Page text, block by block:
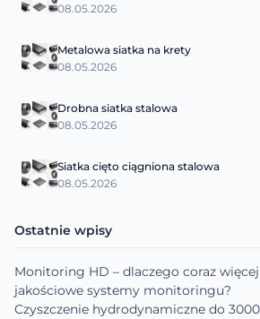
08.05.2026
Metalowa siatka na krety
08.05.2026
Drobna siatka stalowa
08.05.2026
Siatka cięto ciągniona stalowa
08.05.2026
Ostatnie wpisy
Monitoring HD – dlaczego coraz
jakościowe systemy monitoringu?
Czyszczenie hydrodynamiczne do